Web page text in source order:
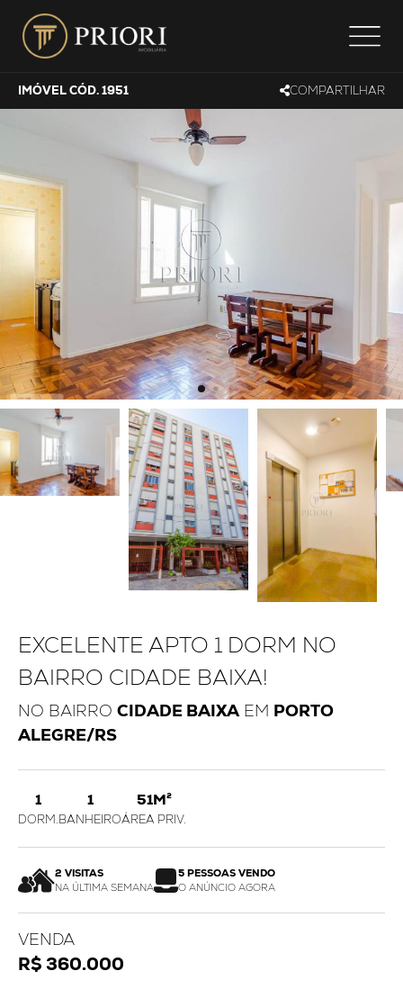
IMÓVEL CÓD. 1951 COMPARTILHAR
EXCELENTE APTO 1 DORM NO
BAIRRO CIDADE BAIXA!
NO BAIRRO CIDADE BAIXAEM PORTO
ALEGRE/RS
1
DORM.
1
BANHEIRO
51M²
ÁREA PRIV.
2 VISITAS
NA ÚLTIMA SEMANA
5 PESSOAS VENDO
O ANÚNCIO AGORA
VENDA
R$ 360.000